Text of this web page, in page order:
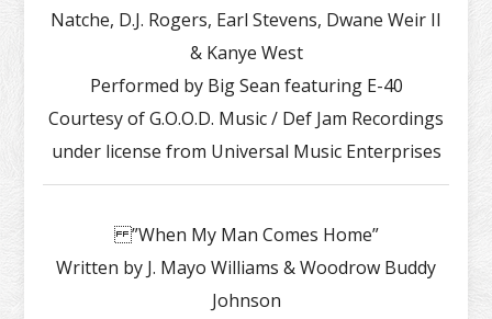
Natche, D.J. Rogers, Earl Stevens, Dwane Weir II
& Kanye West
Performed by Big Sean featuring E-40
Courtesy of G.O.O.D. Music / Def Jam Recordings
under license from Universal Music Enterprises
”When My Man Comes Home”
Written by J. Mayo Williams & Woodrow Buddy
Johnson